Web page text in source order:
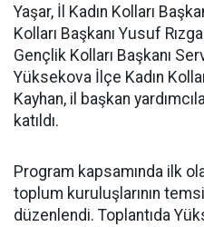
Yaşar, İl Kadın Kolları
Kolları Başkanı Yusuf
Gençlik Kolları Başkanı
Yüksekova İlçe Kadın
Kayhan, il başkan
katıldı.
Program kapsamında ilk
toplum kuruluşlarının
düzenlendi. Toplantıda